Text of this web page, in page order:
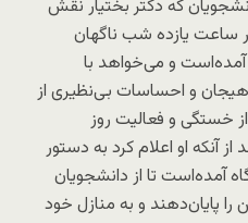
که دکتر بختیار نقش
یازده شب ناگهان
آمده‌است و می‌خواهد با
و احساسات بی‌نظیری از
خستگی و فعالیت روز
آنکه او اعلام کرد به دستور
آمده‌است تا از دانشجویان
پایان‌دهند و به منازل خود